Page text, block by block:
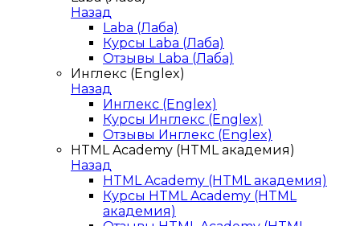
Назад
Laba (Лаба)
Курсы Laba (Лаба)
Отзывы Laba (Лаба)
Инглекс (Englex)
Назад
Инглекс (Englex)
Курсы Инглекс (Englex)
Отзывы Инглекс (Englex)
HTML Academy (HTML академия)
Назад
HTML Academy (HTML академия)
Курсы HTML Academy (HTML
академия)